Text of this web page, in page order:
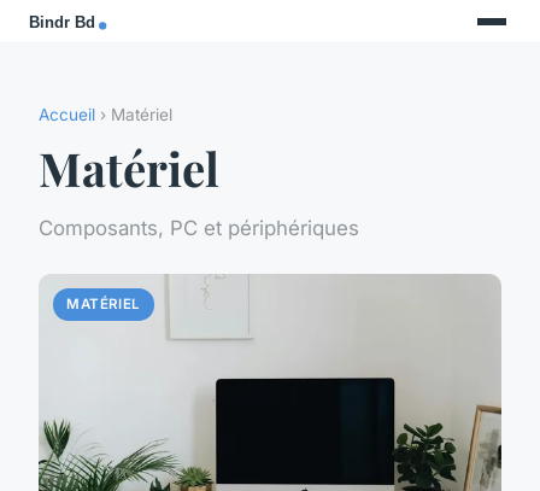
Accueil › Matériel
Matériel
Composants, PC et périphériques
MATÉRIEL